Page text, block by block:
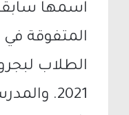
اسمها
المتفوقة
2021.